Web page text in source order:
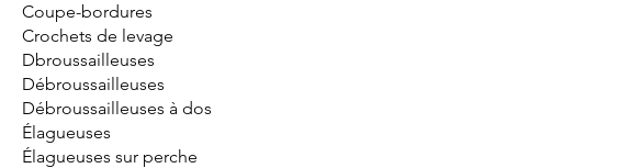
Coupe-bordures
Crochets de levage
Dbroussailleuses
Débroussailleuses
Débroussailleuses à dos
Élagueuses
Élagueuses sur perche